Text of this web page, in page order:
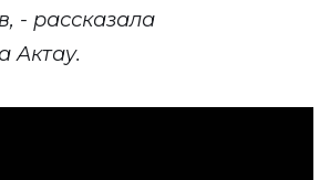
- рассказала
Актау.